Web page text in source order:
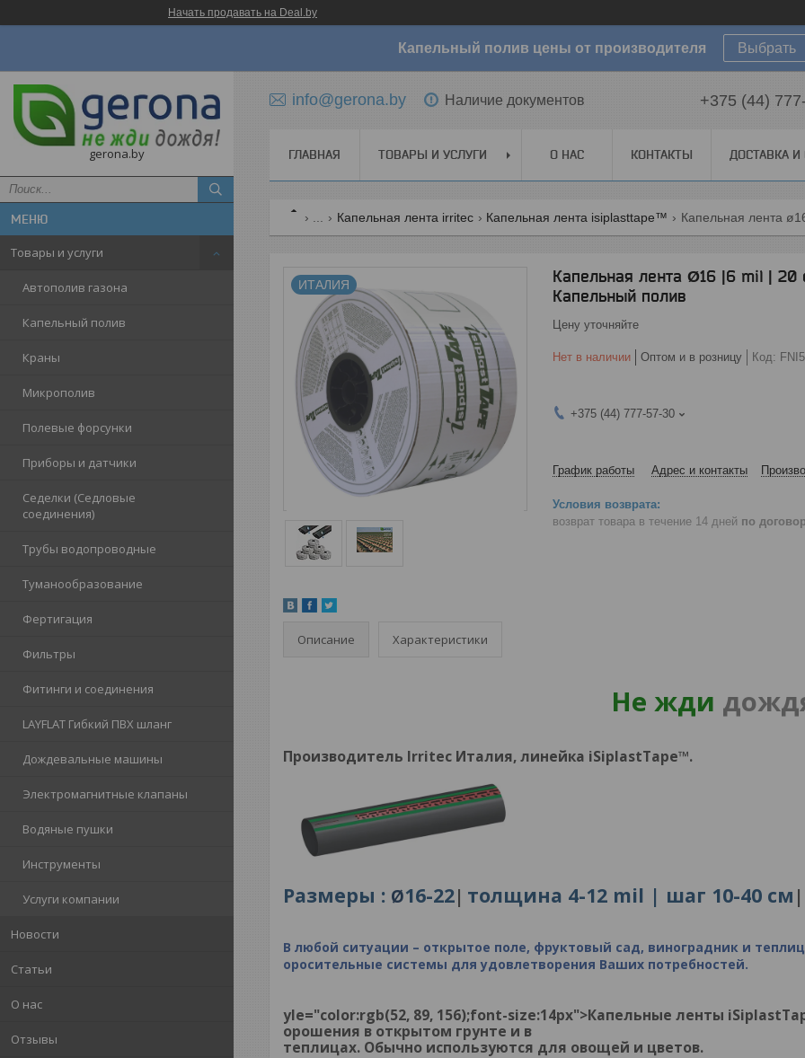
Начать продавать на Deal.by
Капельный полив цены от производителя Выбрать
gerona.by
Товары и услуги
Автополив газона
Капельный полив
Краны
Микрополив
Полевые форсунки
Приборы и датчики
Седелки (Седловые
соединения)
Трубы водопроводные
Туманообразование
Фертигация
Фильтры
Фитинги и соединения
LAYFLAT Гибкий ПВХ шланг
Дождевальные машины
Электромагнитные клапаны
Водяные пушки
Инструменты
Услуги компании
Новости
Статьи
О нас
Отзывы
info@gerona.by Наличие документов +375 (44)
ГЛАВНАЯ ТОВАРЫ И УСЛУГИ О НАС КОНТАКТЫ ДОСТАВКА И
Капельная лента irritec Капельная лента isiplasttape™
ИТАЛИЯ
Капельная лента Ø16 |6 mil |
Капельный полив
Цену уточняйте
Нет в наличии Оптом и в розницу Код:
+375 (44) 777-57-30
График работы Адрес и контакты
возврат товара в течение 14 дней по
Описание Характеристики
Не жди
Производитель Irritec Италия, линейка iSiplastTape™.
Размеры : Ø16-22| толщина 4-12 mil | шаг 10-40 см |
В любой ситуации – открытое поле, фруктовый сад, виноградник и
оросительные системы для удовлетворения Ваших потребностей.
yle="color:rgb(52, 89, 156);font-size:14px">Капельные ленты
орошения в открытом грунте и в
теплицах. Обычно используются для овощей и цветов.